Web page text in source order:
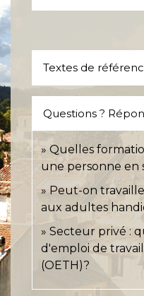
Textes de
Questions ?
Quelles
une personne en
Peut-on
aux adultes
Secteur privé :
d'emploi de
(OETH)?